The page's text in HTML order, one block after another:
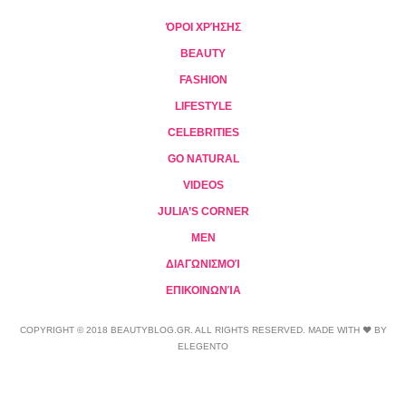
ΌΡΟΙ ΧΡΉΣΗΣ
BEAUTY
FASHION
LIFESTYLE
CELEBRITIES
GO NATURAL
VIDEOS
JULIA’S CORNER
MEN
ΔΙΑΓΩΝΙΣΜΟΊ
ΕΠΙΚΟΙΝΩΝΊΑ
COPYRIGHT © 2018 BEAUTYBLOG.GR. ALL RIGHTS RESERVED. MADE WITH ❤ BY
ELEGENTO